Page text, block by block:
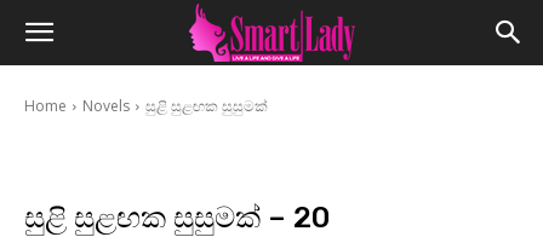
Home Novels සුළි සුළඟක සුසුමක්
සුළි සුළඟක සුසුමක් – 20